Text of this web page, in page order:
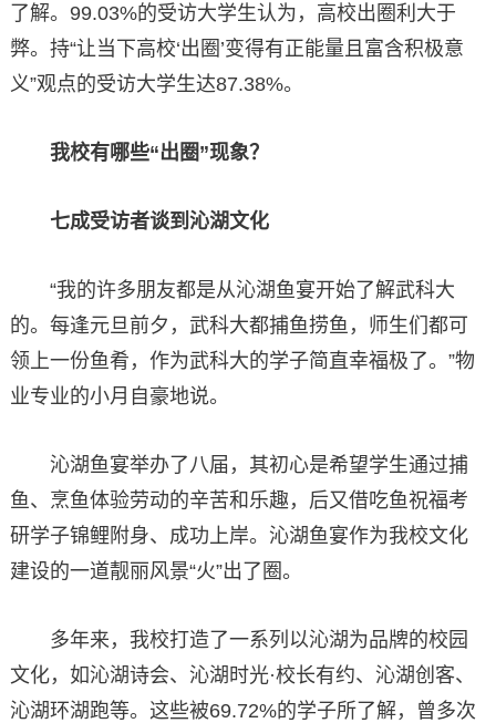
了解。99.03%的受访大学生认为，高校出圈利大于
弊。持“让当下高校‘出圈’变得有正能量且富含积极意
义”观点的受访大学生达87.38%。
我校有哪些“出圈”现象？
七成受访者谈到沁湖文化
“我的许多朋友都是从沁湖鱼宴开始了解武科大
的。每逢元旦前夕，武科大都捕鱼捞鱼，师生们都可
领上一份鱼肴，作为武科大的学子简直幸福极了。”物
业专业的小月自豪地说。
沁湖鱼宴举办了八届，其初心是希望学生通过捕
鱼、烹鱼体验劳动的辛苦和乐趣，后又借吃鱼祝福考
研学子锦鲤附身、成功上岸。沁湖鱼宴作为我校文化
建设的一道靓丽风景“火”出了圈。
多年来，我校打造了一系列以沁湖为品牌的校园
文化，如沁湖诗会、沁湖时光·校长有约、沁湖创客、
沁湖环湖跑等。这些被69.72%的学子所了解，曾多次